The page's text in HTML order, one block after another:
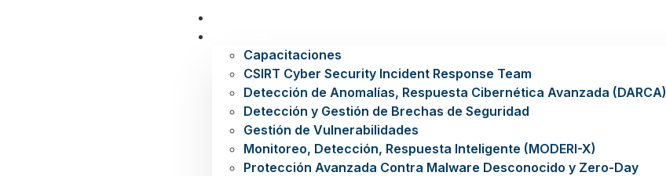
Capacitaciones
CSIRT Cyber Security Incident Response Team
Detección de Anomalías, Respuesta Cibernética Avanzada (DARCA)
Detección y Gestión de Brechas de Seguridad
Gestión de Vulnerabilidades
Monitoreo, Detección, Respuesta Inteligente (MODERI-X)
Protección Avanzada Contra Malware Desconocido y Zero-Day